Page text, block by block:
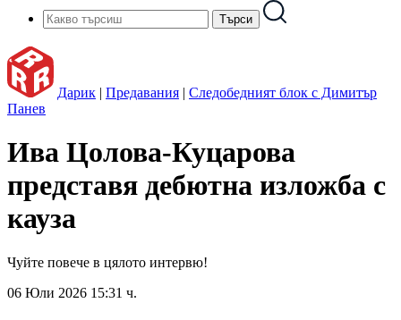
Дарик | Предавания | Следобедният блок с Димитър
Панев
Ива Цолова-Куцарова
представя дебютна изложба с
кауза
Чуйте повече в цялото интервю!
06 Юли 2026 15:31 ч.